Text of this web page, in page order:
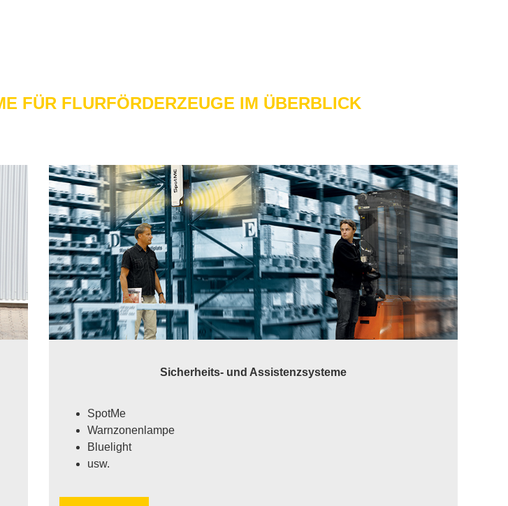
FÜR FLUR­FÖR­DER­ZEU­GE IM ÜBER­BLICK
Si­cher­heits- und As­sis­tenz­sys­te­me
Spot­Me
Warn­zo­nen­lam­pe
Blue­light
usw.